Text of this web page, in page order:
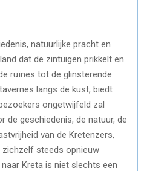
natuurlijke pracht en
dat de zintuigen prikkelt en
ruïnes tot de glinsterende
langs de kust, biedt
ongetwijfeld zal
de geschiedenis, de natuur, de
van de Kretenzers,
steeds opnieuw
Kreta is niet slechts een